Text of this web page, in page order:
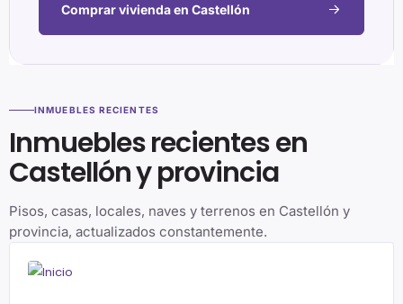
Comprar vivienda en Castellón
INMUEBLES RECIENTES
Inmuebles recientes en
Castellón y provincia
Pisos, casas, locales, naves y terrenos en Castellón y
provincia, actualizados constantemente.